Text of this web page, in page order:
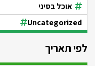
אוכל בסיני
Uncategorized
לפי תאריך